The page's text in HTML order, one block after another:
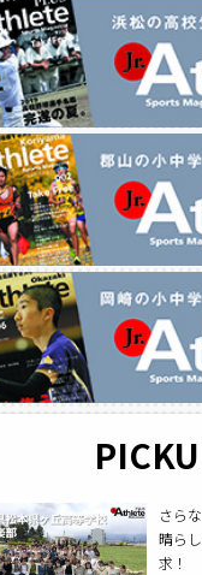
さら
晴ら
求！